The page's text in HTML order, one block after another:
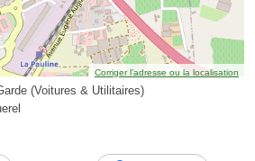
Corriger l’adresse ou la localisation
(Voitures & Utilitaires)